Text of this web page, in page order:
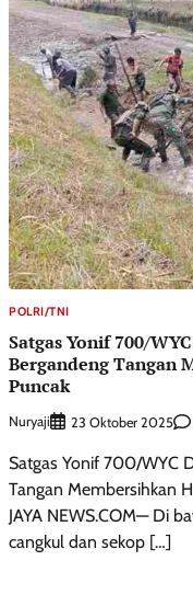
POLRI/TNI
Satgas Yonif 700/
Bergandeng Tangan
Puncak
Nuryaji 23 Oktober 2025
Satgas Yonif 700/WYC
Tangan Membersihkan
JAYA NEWS.COM— Di
cangkul dan sekop […]